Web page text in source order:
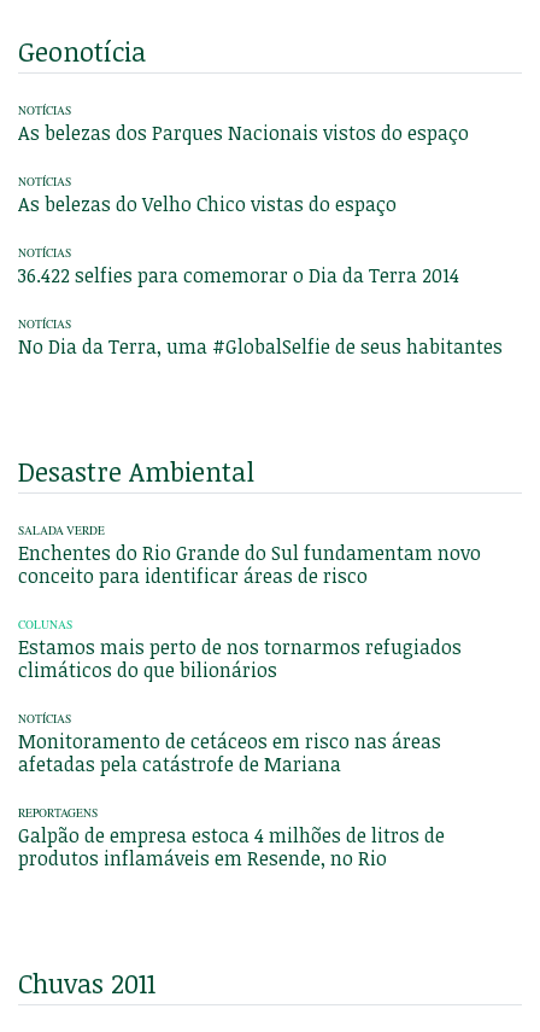
Geonotícia
NOTÍCIAS
As belezas dos Parques Nacionais vistos do espaço
NOTÍCIAS
As belezas do Velho Chico vistas do espaço
NOTÍCIAS
36.422 selfies para comemorar o Dia da Terra 2014
NOTÍCIAS
No Dia da Terra, uma #GlobalSelfie de seus habitantes
Desastre Ambiental
SALADA VERDE
Enchentes do Rio Grande do Sul fundamentam novo
conceito para identificar áreas de risco
COLUNAS
Estamos mais perto de nos tornarmos refugiados
climáticos do que bilionários
NOTÍCIAS
Monitoramento de cetáceos em risco nas áreas
afetadas pela catástrofe de Mariana
REPORTAGENS
Galpão de empresa estoca 4 milhões de litros de
produtos inflamáveis em Resende, no Rio
Chuvas 2011